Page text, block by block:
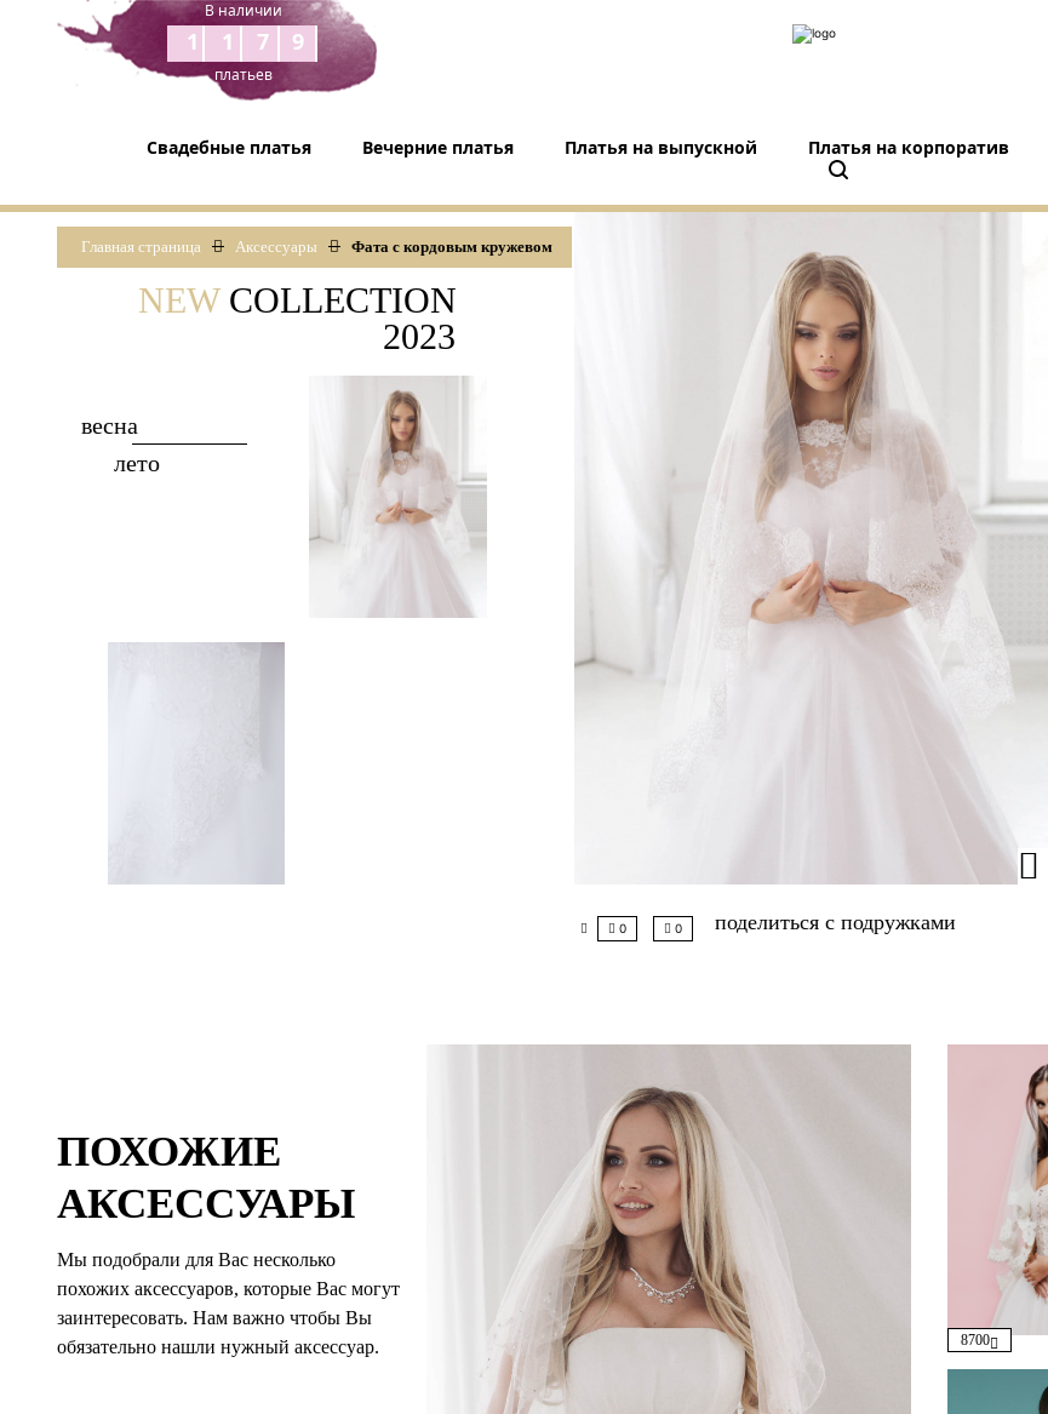
В наличии
1179
платьев
Свадебные платья Вечерние платья Платья на выпускной Платья на корпоратив
Главная страница Аксессуары Фата с кордовым кружевом
NEWCOLLECTION
2023
весна
лето
0 0 поделиться с подружками
ПОХОЖИЕ
АКСЕССУАРЫ
Мы подобрали для Вас несколько
похожих аксессуаров, которые Вас могут
заинтересовать. Нам важно чтобы Вы
обязательно нашли нужный аксессуар.
8700